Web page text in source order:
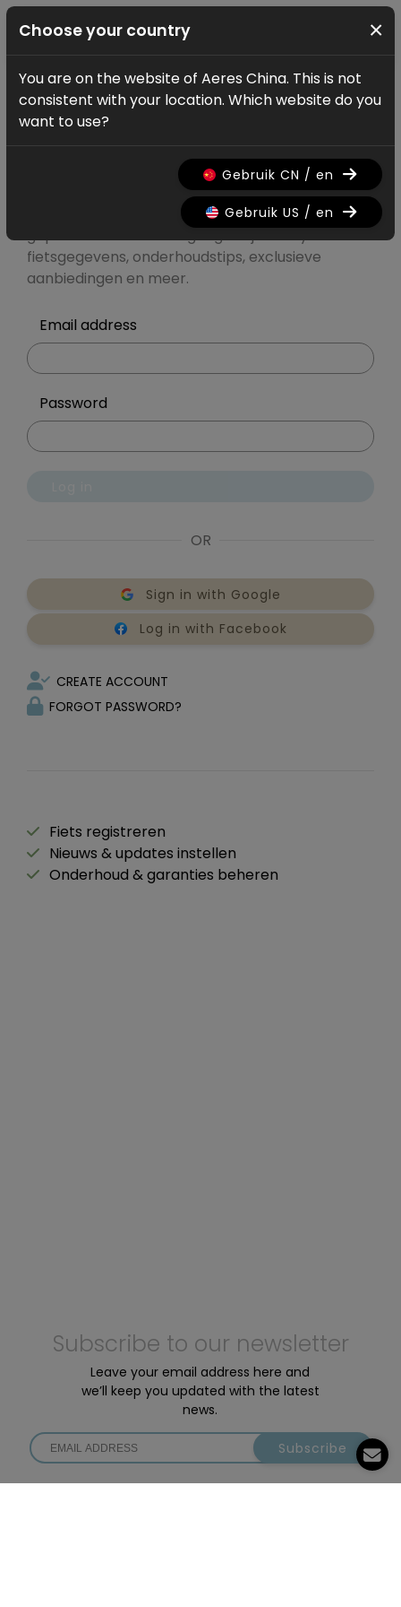
Account Log in
Mijn Ridley
account
Registreer of meld je aan voor
gepersonaliseerde toegang tot je Ridley-
fietsgegevens, onderhoudstips, exclusieve
aanbiedingen en meer.
Email address
Password
OR
Sign in with Google
Log in with Facebook
CREATE ACCOUNT
FORGOT PASSWORD?
Fiets registreren
Nieuws & updates instellen
Onderhoud & garanties beheren
Subscribe to our newsletter
Leave your email address here and
we’ll keep you updated with the latest
news.
Subscribe
Choose your country ×
You are on the website of Aeres China. This is not
consistent with your location. Which website do you
want to use?
Gebruik CN / en
Gebruik US / en